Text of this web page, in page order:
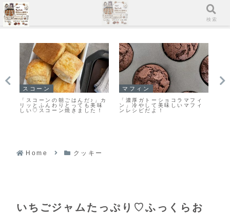
スコーン
「スコーンの朝ごはんだ♪」カ
リッとふんわりとっても美味
しい♡スコーン焼きました！
マフィン
「濃厚ガトーショコラマフィ
ン」冷やして美味しいマフィ
ンレシピだよ！
Home クッキー
いちごジャムたっぷり♡ふっくらお
メニュー 検索